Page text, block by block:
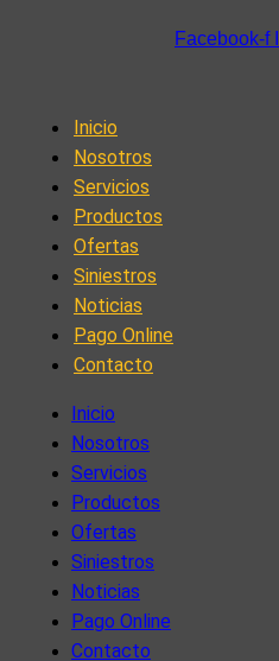
Facebook-f
Inicio
Nosotros
Servicios
Productos
Ofertas
Siniestros
Noticias
Pago Online
Contacto
Inicio
Nosotros
Servicios
Productos
Ofertas
Siniestros
Noticias
Pago Online
Contacto